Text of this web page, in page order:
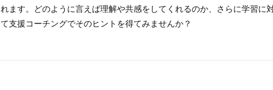
れます。どのように言えば理解や共感をしてくれるのか、さらに学習に
て支援コーチングでそのヒントを得てみませんか？